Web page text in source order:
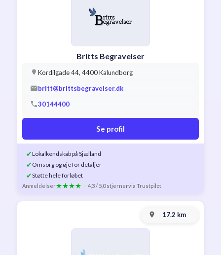
Britts Begravelser
Kordilgade 44, 4400 Kalundborg
britt@brittsbegravelser.dk
30144400
Se profil
✔Lokalkendskab på Sjælland
✔ Omsorg og øje for detaljer
✔Støtte hele forløbet
Anmeldelser 4,3 / 5,0 stjernervia Trustpilot
17.2 km